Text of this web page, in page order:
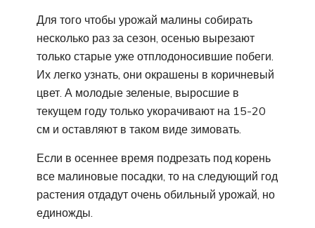
Для того чтобы урожай малины собирать
несколько раз за сезон, осенью вырезают
только старые уже отплодоносившие побеги.
Их легко узнать, они окрашены в коричневый
цвет. А молодые зеленые, выросшие в
текущем году только укорачивают на 15-20
см и оставляют в таком виде зимовать.
Если в осеннее время подрезать под корень
все малиновые посадки, то на следующий год
растения отдадут очень обильный урожай, но
единожды.